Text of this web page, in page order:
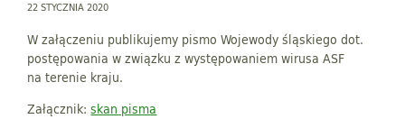
22 STYCZNIA 2020
W załączeniu publikujemy pismo Wojewody śląskiego dot.
postępowania w związku z występowaniem wirusa ASF
na terenie kraju.
Załącznik:skan pisma